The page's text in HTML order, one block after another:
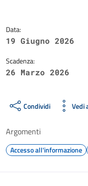
Data:
19 Giugno 2026
Scadenza:
26 Marzo 2026
Condividi Vedi
Argomenti
Accesso all'informazione